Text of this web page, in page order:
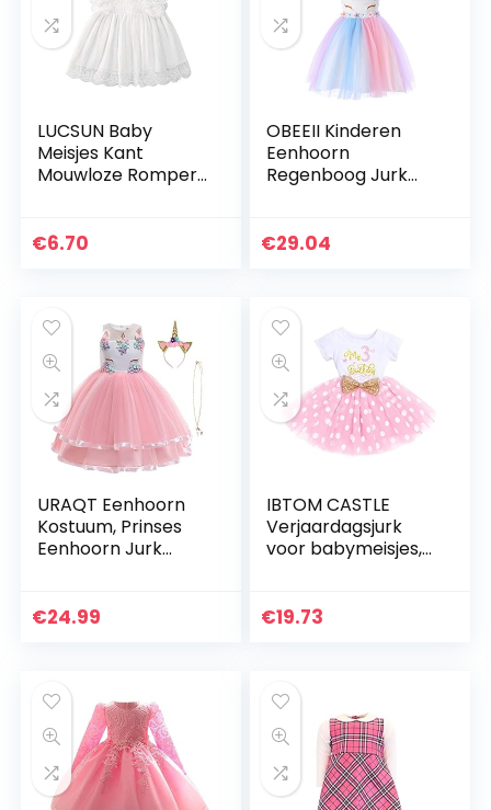
LUCSUN Baby
Meisjes Kant
Mouwloze Romper
Pasgeboren Baby
€6.70
OBEEII Kinderen
Eenhoorn
Regenboog Jurk
Fancy Dress
€29.04
URAQT Eenhoorn
Kostuum, Prinses
Eenhoorn Jurk
voor Kinderen &
€24.99
IBTOM CASTLE
Verjaardagsjurk
voor babymeisjes,
mouwen, katoen,
€19.73